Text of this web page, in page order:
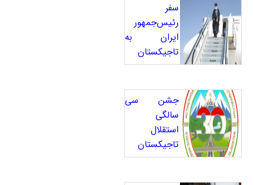
سفر
رئیس‌جمهور
ایران به
تاجیکستان
جشن سی
سالگی
استقلال
تاجیکستان